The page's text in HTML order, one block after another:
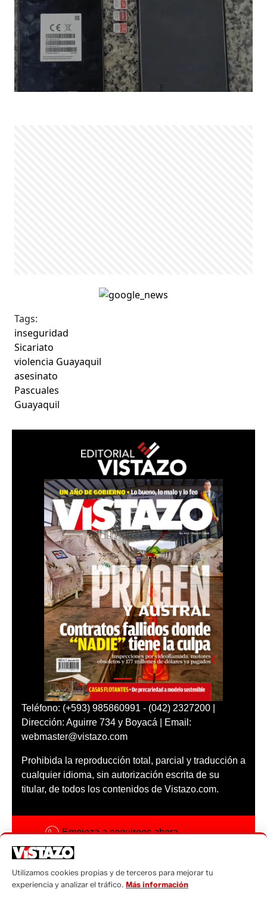
Tags:
inseguridad
Sicariato
violencia Guayaquil
asesinato
Pascuales
Guayaquil
Teléfono: (+593) 985860991 - (042) 2327200 |
Dirección: Aguirre 734 y Boyacá | Email:
webmaster@vistazo.com
Prohibida la reproducción total, parcial y traducción a
cualquier idioma, sin autorización escrita de su
titular, de todos los contenidos de Vistazo.com.
Empieza a seguirnos ahora
Código ética
Utilizamos cookies propias y de terceros para mejorar tu
experiencia y analizar el tráfico. Más información